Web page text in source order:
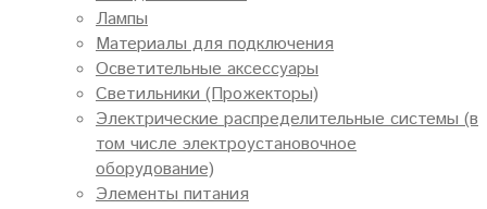
Лампы
Материалы для подключения
Осветительные аксессуары
Светильники (Прожекторы)
Электрические распределительные системы (в
том числе электроустановочное
оборудование)
Элементы питания